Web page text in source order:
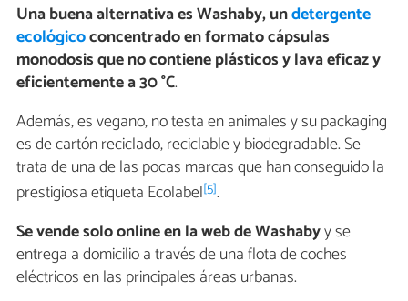
Una buena alternativa esWashaby, undetergente
ecológicoconcentrado en formato cápsulas
monodosis que no contiene plásticos y lava eficaz y
eficientemente a 30 °C.
Además, es vegano, no testa en animales y su packaging
es de cartón reciclado, reciclable y biodegradable. Se
trata de una de las pocas marcas que han conseguido la
prestigiosa etiqueta Ecolabel[5].
Se vende solo online en la web deWashabyy se
entrega a domicilio a través de una flota de coches
eléctricos en las principales áreas urbanas.